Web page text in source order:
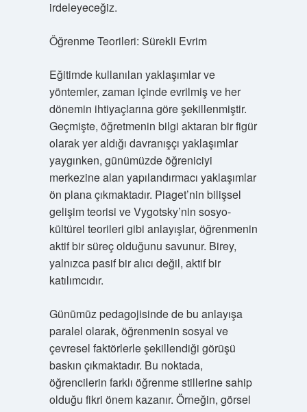
irdeleyeceğiz.
Öğrenme Teorileri: Sürekli Evrim
Eğitimde kullanılan yaklaşımlar ve
yöntemler, zaman içinde evrilmiş ve her
dönemin ihtiyaçlarına göre şekillenmiştir.
Geçmişte, öğretmenin bilgi aktaran bir figür
olarak yer aldığı davranışçı yaklaşımlar
yaygınken, günümüzde öğreniciyi
merkezine alan yapılandırmacı yaklaşımlar
ön plana çıkmaktadır. Piaget’nin bilişsel
gelişim teorisi ve Vygotsky’nin sosyo-
kültürel teorileri gibi anlayışlar, öğrenmenin
aktif bir süreç olduğunu savunur. Birey,
yalnızca pasif bir alıcı değil, aktif bir
katılımcıdır.
Günümüz pedagojisinde de bu anlayışa
paralel olarak, öğrenmenin sosyal ve
çevresel faktörlerle şekillendiği görüşü
baskın çıkmaktadır. Bu noktada,
öğrencilerin farklı öğrenme stillerine sahip
olduğu fikri önem kazanır. Örneğin, görsel